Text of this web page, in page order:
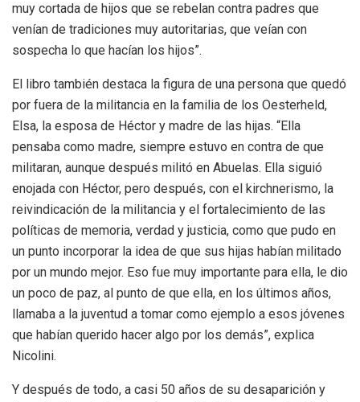
muy cortada de hijos que se rebelan contra padres que
venían de tradiciones muy autoritarias, que veían con
sospecha lo que hacían los hijos”.
El libro también destaca la figura de una persona que quedó
por fuera de la militancia en la familia de los Oesterheld,
Elsa, la esposa de Héctor y madre de las hijas. “Ella
pensaba como madre, siempre estuvo en contra de que
militaran, aunque después militó en Abuelas. Ella siguió
enojada con Héctor, pero después, con el kirchnerismo, la
reivindicación de la militancia y el fortalecimiento de las
políticas de memoria, verdad y justicia, como que pudo en
un punto incorporar la idea de que sus hijas habían militado
por un mundo mejor. Eso fue muy importante para ella, le dio
un poco de paz, al punto de que ella, en los últimos años,
llamaba a la juventud a tomar como ejemplo a esos jóvenes
que habían querido hacer algo por los demás”, explica
Nicolini.
Y después de todo, a casi 50 años de su desaparición y